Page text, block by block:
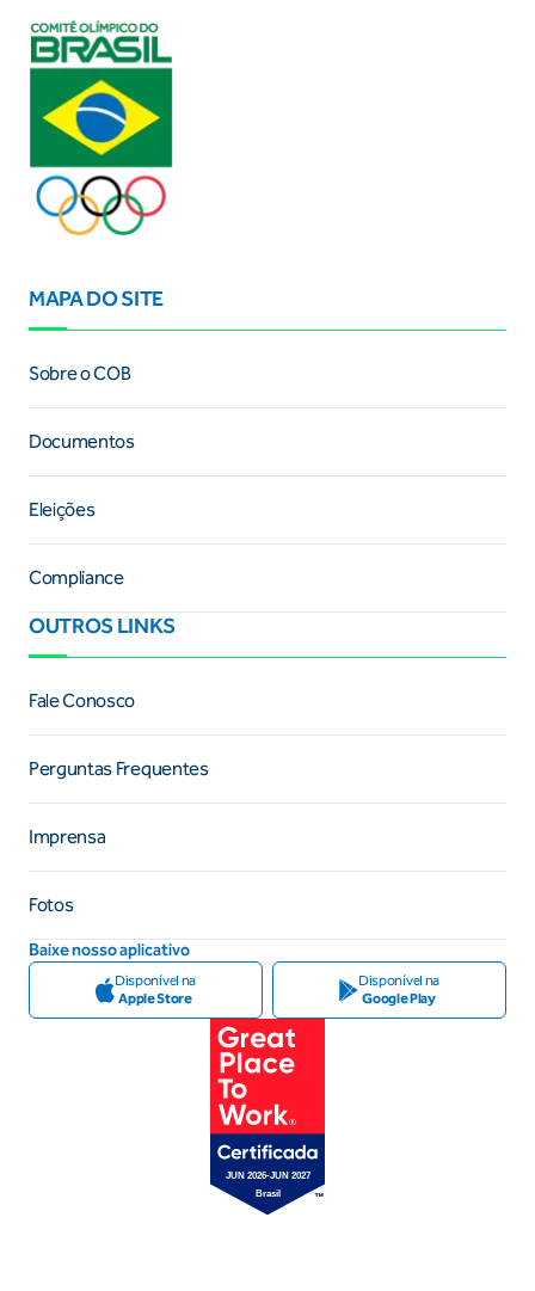
MAPA DO SITE
Sobre o COB
Documentos
Eleições
Compliance
OUTROS LINKS
Fale Conosco
Perguntas Frequentes
Imprensa
Fotos
Baixe nosso aplicativo
Disponível na
Apple Store
Disponível na
Google Play